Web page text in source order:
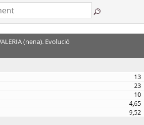
(nena). Evolució
13
23
10
4,65
9,52